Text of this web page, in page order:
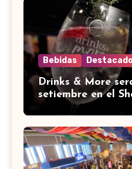
Bebidas
Drinks & More
setiembre en el